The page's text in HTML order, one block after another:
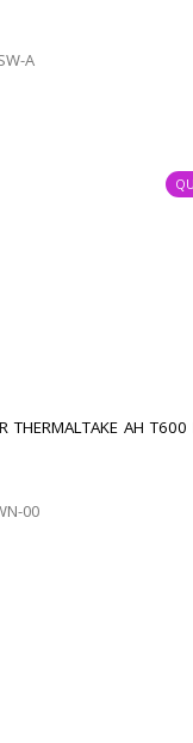
A
THERMALTAKE AH
00